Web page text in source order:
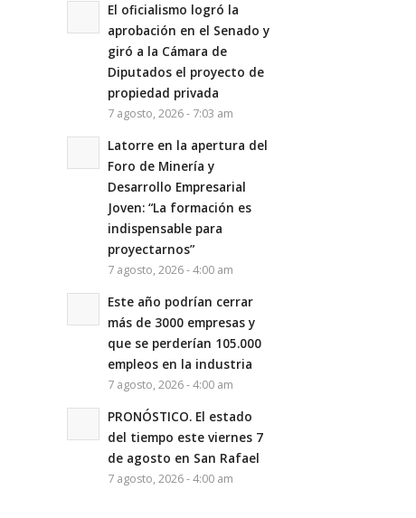
El oficialismo logró la
aprobación en el Senado y
giró a la Cámara de
Diputados el proyecto de
propiedad privada
7 agosto, 2026 - 7:03 am
Latorre en la apertura del
Foro de Minería y
Desarrollo Empresarial
Joven: “La formación es
indispensable para
proyectarnos”
7 agosto, 2026 - 4:00 am
Este año podrían cerrar
más de 3000 empresas y
que se perderían 105.000
empleos en la industria
7 agosto, 2026 - 4:00 am
PRONÓSTICO. El estado
del tiempo este viernes 7
de agosto en San Rafael
7 agosto, 2026 - 4:00 am